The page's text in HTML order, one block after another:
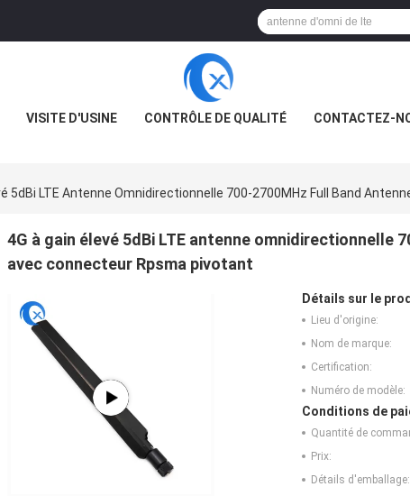
VISITE D'USINE CONTRÔLE DE QUALITÉ CONTACTEZ-
5dBi LTE Antenne Omnidirectionnelle 700-2700MHz Full Band
4G à gain élevé 5dBi LTE antenne omnidirectionnelle
avec connecteur Rpsma pivotant
Détails sur le
Lieu d'origine:
Nom de marque:
Certification:
Numéro de modèle:
Conditions de
Quantité de
Prix:
Détails d'emballage: